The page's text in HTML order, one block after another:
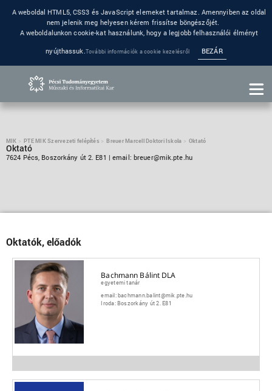
A weboldal HTML5, CSS3 és JavaScript elemeket tartalmaz. Amennyiben az oldal
nem jelenik meg helyesen kérem frissítse böngészőjét.
A weboldalunkon cookie-kat használunk, hogy a legjobb felhasználói élményt
nyújthassuk. További információk a cookie kezelésről BEZÁR
MIK PTE MIK Szervezeti felépítés Breuer Marcell Doktori Iskola Oktató
Oktató
7624 Pécs, Boszorkány út 2. E81 | email: breuer@mik.pte.hu
Oktatók, előadók
Bachmann Bálint DLA
egyetemi tanár
email:bachmann.balint@mik.pte.hu
Iroda:Boszorkány út 2. E81